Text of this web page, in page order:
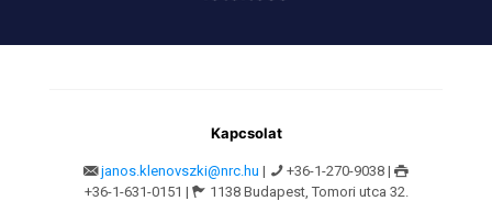
Kapcsolat
janos.klenovszki@nrc.hu |
+36-1-270-9038 |
+36-1-631-0151 |
1138 Budapest, Tomori utca 32.